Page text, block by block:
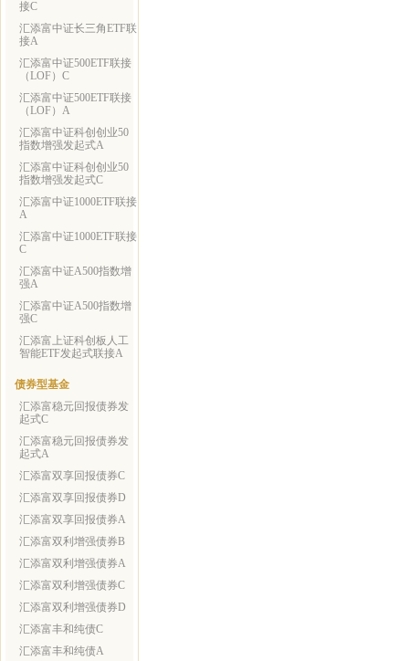
接C
汇添富中证长三角ETF联
接A
汇添富中证500ETF联接
（LOF）C
汇添富中证500ETF联接
（LOF）A
汇添富中证科创创业50
指数增强发起式A
汇添富中证科创创业50
指数增强发起式C
汇添富中证1000ETF联接
A
汇添富中证1000ETF联接
C
汇添富中证A500指数增
强A
汇添富中证A500指数增
强C
汇添富上证科创板人工
智能ETF发起式联接A
债券型基金
汇添富稳元回报债券发
起式C
汇添富稳元回报债券发
起式A
汇添富双享回报债券C
汇添富双享回报债券D
汇添富双享回报债券A
汇添富双利增强债券B
汇添富双利增强债券A
汇添富双利增强债券C
汇添富双利增强债券D
汇添富丰和纯债C
汇添富丰和纯债A